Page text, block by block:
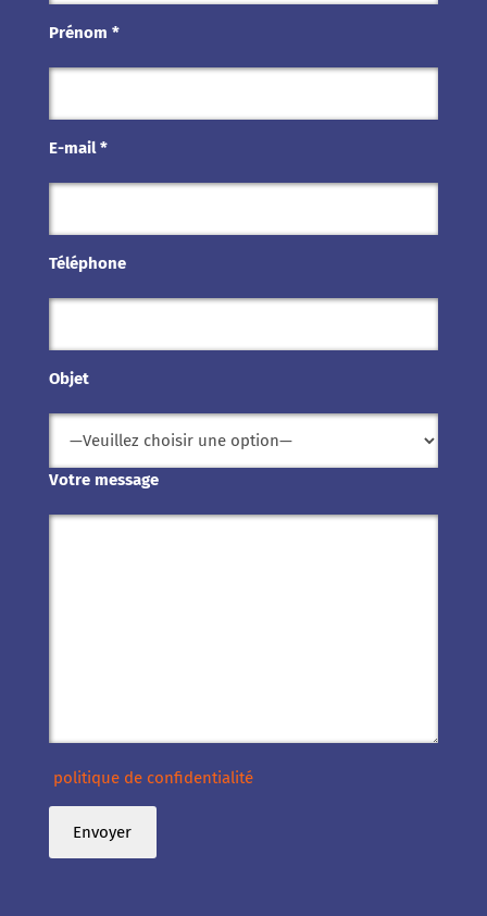
Prénom *
E-mail *
Téléphone
Objet
Votre message
politique de confidentialité